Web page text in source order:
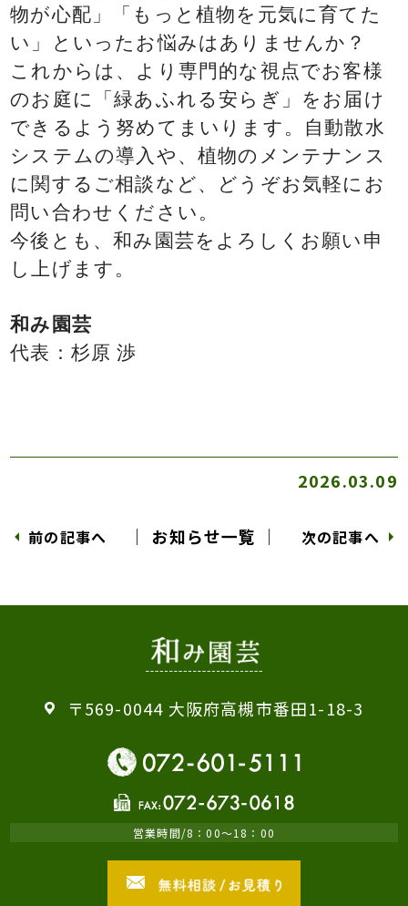
物が心配」「もっと植物を元気に育てた
い」といったお悩みはありませんか？
これからは、より専門的な視点でお客様
のお庭に「緑あふれる安らぎ」をお届け
できるよう努めてまいります。自動散水
システムの導入や、植物のメンテナンス
に関するご相談など、どうぞお気軽にお
問い合わせください。
今後とも、和み園芸をよろしくお願い申
し上げます。
和み園芸
代表：杉原 渉
2026.03.09
前の記事へ 次の記事へ
│ お知らせ一覧 │
〒569-0044 大阪府高槻市番田1-18-3
営業時間/8：00～18：00